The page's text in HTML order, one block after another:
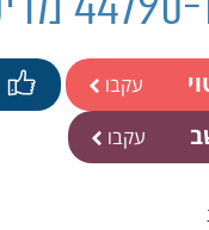
עקבו
עקבו